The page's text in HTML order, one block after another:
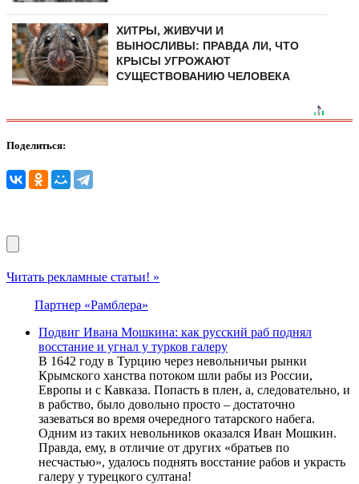
ХИТРЫ, ЖИВУЧИ И
ВЫНОСЛИВЫ: ПРАВДА ЛИ, ЧТО
КРЫСЫ УГРОЖАЮТ
СУЩЕСТВОВАНИЮ ЧЕЛОВЕКА
Поделиться:
Читать рекламные статьи! »
Партнер «Рамблера»
Подвиг Ивана Мошкина: как русский раб поднял
восстание и угнал у турков галеру
В 1642 году в Турцию через невольничьи рынки
Крымского ханства потоком шли рабы из России,
Европы и с Кавказа. Попасть в плен, а, следовательно, и
в рабство, было довольно просто – достаточно
зазеваться во время очередного татарского набега.
Одним из таких невольников оказался Иван Мошкин.
Правда, ему, в отличие от других «братьев по
несчастью», удалось поднять восстание рабов и украсть
галеру у турецкого султана!